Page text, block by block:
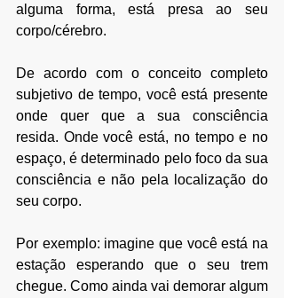
alguma forma, está presa ao seu
corpo/cérebro.
De acordo com o conceito completo
subjetivo de tempo, você está presente
onde quer que a sua consciência
resida. Onde você está, no tempo e no
espaço, é determinado pelo foco da sua
consciência e não pela localização do
seu corpo.
Por exemplo: imagine que você está na
estação esperando que o seu trem
chegue. Como ainda vai demorar algum